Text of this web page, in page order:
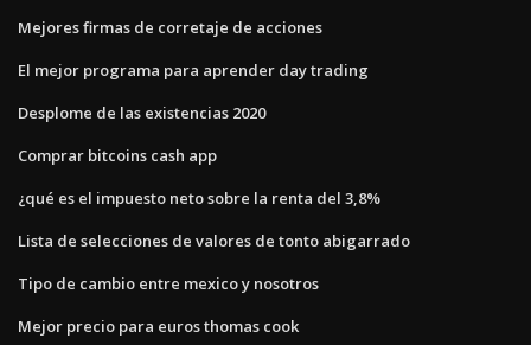
Mejores firmas de corretaje de acciones
El mejor programa para aprender day trading
Desplome de las existencias 2020
Comprar bitcoins cash app
¿qué es el impuesto neto sobre la renta del 3,8%
Lista de selecciones de valores de tonto abigarrado
Tipo de cambio entre mexico y nosotros
Mejor precio para euros thomas cook